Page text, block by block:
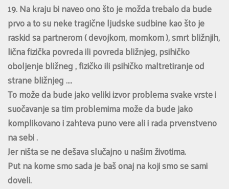
19. Na kraju bi naveo ono što je možda trebalo da bude
prvo a to su neke tragične ljudske sudbine kao što je
raskid sa partnerom ( devojkom, momkom ), smrt bližnjih,
lična fizička povreda ili povreda bližnjeg, psihičko
oboljenje bližneg , fizičko ili psihičko maltretiranje od
strane bližnjeg ….
To može da bude jako veliki izvor problema svake vrste i
suočavanje sa tim problemima može da bude jako
komplikovano i zahteva puno vere ali i rada prvenstveno
na sebi .
Jer ništa se ne dešava slučajno u našim životima.
Put na kome smo sada je baš onaj na koji smo se sami
doveli.